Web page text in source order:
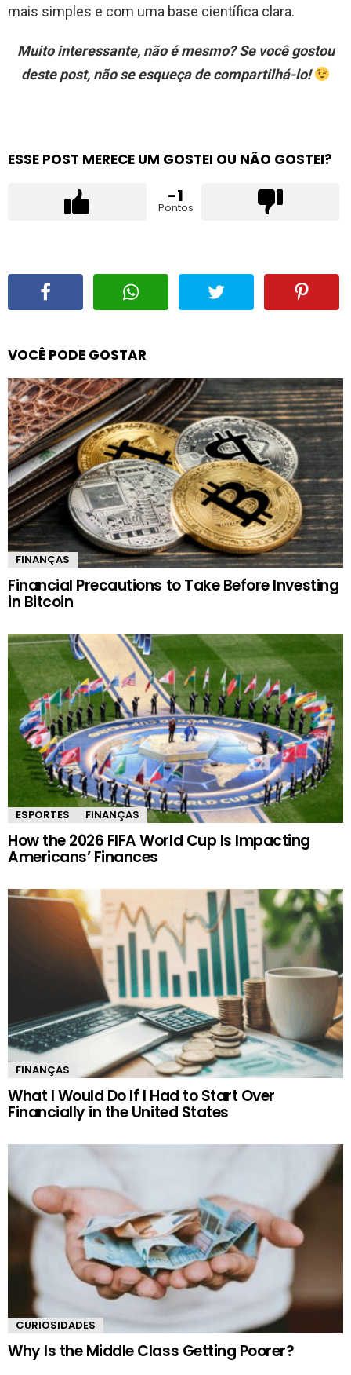
mais simples e com uma base científica clara.
Muito interessante, não é mesmo? Se você gostou
deste post, não se esqueça de compartilhá-lo!
ESSE POST MERECE UM GOSTEI OU NÃO GOSTEI?
-1
Pontos
VOCÊ PODE GOSTAR
FINANÇAS
Financial Precautions to Take Before Investing
in Bitcoin
ESPORTES FINANÇAS
How the 2026 FIFA World Cup Is Impacting
Americans’ Finances
FINANÇAS
What I Would Do If I Had to Start Over
Financially in the United States
CURIOSIDADES
Why Is the Middle Class Getting Poorer?